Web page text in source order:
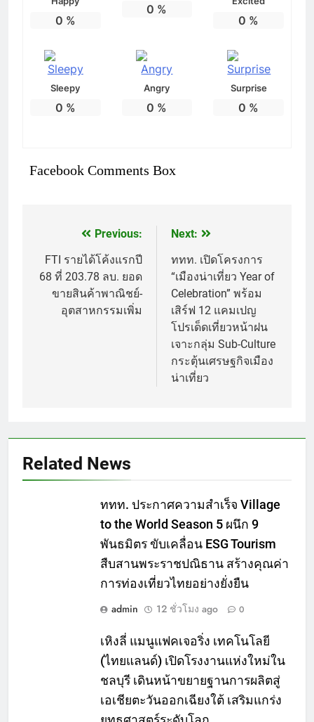
0 %
0 %
0 %
Sleepy
0 %
Angry
0 %
Surprise
0 %
Facebook Comments Box
แนะแนว
เรื่อง
Previous:
FTI รายได้โค้งแรกปี
68 ที่ 203.78 ลบ. ยอด
ขายสินค้าพาณิชย์-
อุตสาหกรรมเพิ่ม
Next:
ททท. เปิดโครงการ
“เมืองน่าเที่ยว Year of
Celebration” พร้อม
เสิร์ฟ 12 แคมเปญ
โปรเด็ดเที่ยวหน้าฝน
เจาะกลุ่ม Sub-Culture
กระตุ้นเศรษฐกิจเมือง
น่าเที่ยว
Related News
ททท. ประกาศความสำเร็จ Village
to the World Season 5 ผนึก 9
พันธมิตร ขับเคลื่อน ESG Tourism
สืบสานพระราชปณิธาน สร้างคุณค่า
การท่องเที่ยวไทยอย่างยั่งยืน
admin
12 ชั่วโมง ago 0
เหิงลี่ แมนูแฟคเจอริ่ง เทคโนโลยี
(ไทยแลนด์) เปิดโรงงานแห่งใหม่ใน
ชลบุรี เดินหน้าขยายฐานการผลิตสู่
เอเชียตะวันออกเฉียงใต้ เสริมแกร่ง